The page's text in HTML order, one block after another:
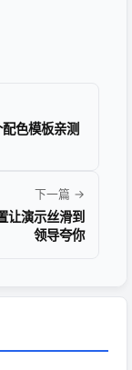
色模板亲测
下一篇 →
让演示丝滑到
领导夸你